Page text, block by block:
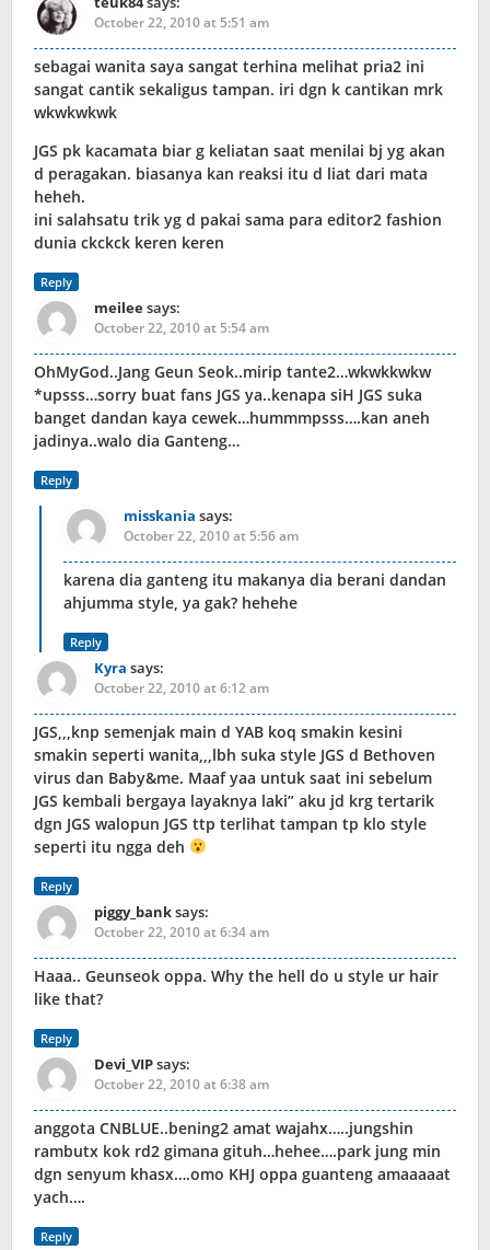
October 22, 2010 at 5:51 am
sebagai wanita saya sangat terhina melihat pria2 ini
sangat cantik sekaligus tampan. iri dgn k cantikan mrk
wkwkwkwk
JGS pk kacamata biar g keliatan saat menilai bj yg akan
d peragakan. biasanya kan reaksi itu d liat dari mata
heheh.
ini salahsatu trik yg d pakai sama para editor2 fashion
dunia ckckck keren keren
Reply
meileesays:
October 22, 2010 at 5:54 am
OhMyGod..Jang Geun Seok..mirip tante2…wkwkkwkw
*upsss…sorry buat fans JGS ya..kenapa siH JGS suka
banget dandan kaya cewek…hummmpsss….kan aneh
jadinya..walo dia Ganteng…
Reply
misskania says:
October 22, 2010 at 5:56 am
karena dia ganteng itu makanya dia berani dandan
ahjumma style, ya gak? hehehe
Reply
Kyra says:
October 22, 2010 at 6:12 am
JGS,,,knp semenjak main d YAB koq smakin kesini
smakin seperti wanita,,,lbh suka style JGS d Bethoven
virus dan Baby&me. Maaf yaa untuk saat ini sebelum
JGS kembali bergaya layaknya laki” aku jd krg tertarik
dgn JGS walopun JGS ttp terlihat tampan tp klo style
seperti itu ngga deh
Reply
piggy_banksays:
October 22, 2010 at 6:34 am
Haaa.. Geunseok oppa. Why the hell do u style ur hair
like that?
Reply
Devi_VIPsays:
October 22, 2010 at 6:38 am
anggota CNBLUE..bening2 amat wajahx…..jungshin
rambutx kok rd2 gimana gituh…hehee….park jung min
dgn senyum khasx….omo KHJ oppa guanteng amaaaaat
yach….
Reply